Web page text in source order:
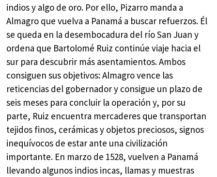
indios y algo de oro. Por ello, Pizarro manda a
Almagro que vuelva a Panamá a buscar refuerzos. Él
se queda en la desembocadura del río San Juan y
ordena que Bartolomé Ruiz continúe viaje hacia el
sur para descubrir más asentamientos. Ambos
consiguen sus objetivos: Almagro vence las
reticencias del gobernador y consigue un plazo de
seis meses para concluir la operación y, por su
parte, Ruiz encuentra mercaderes que transportan
tejidos finos, cerámicas y objetos preciosos, signos
inequívocos de estar ante una civilización
importante. En marzo de 1528, vuelven a Panamá
llevando algunos indios incas, llamas y muestras